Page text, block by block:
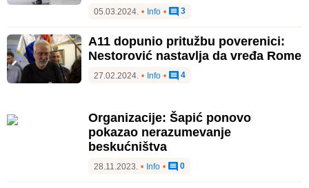
05.03.2024. • Info • 3
A11 dopunio pritužbu poverenici:
Nestorović nastavlja da vređa Rome
27.02.2024. • Info • 4
Organizacije: Šapić ponovo
pokazao nerazumevanje
beskućništva
28.11.2023. • Info • 0